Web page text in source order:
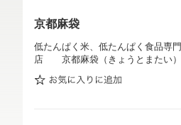
京都麻袋
低たんぱく米、低たんぱく食品専門
店 京都麻袋（きょうとまたい）